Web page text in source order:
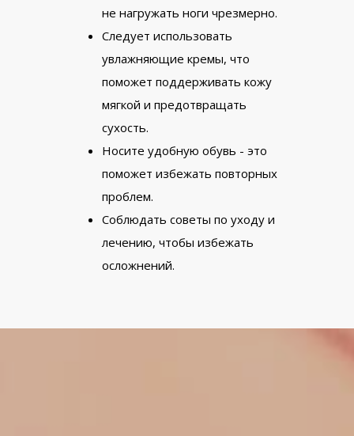
не нагружать ноги чрезмерно.
Следует использовать
увлажняющие кремы, что
поможет поддерживать кожу
мягкой и предотвращать
сухость.
Носите удобную обувь - это
поможет избежать повторных
проблем.
Соблюдать советы по уходу и
лечению, чтобы избежать
осложнений.